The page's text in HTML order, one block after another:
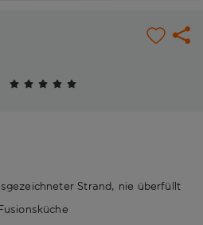
Strand, nie überfüllt